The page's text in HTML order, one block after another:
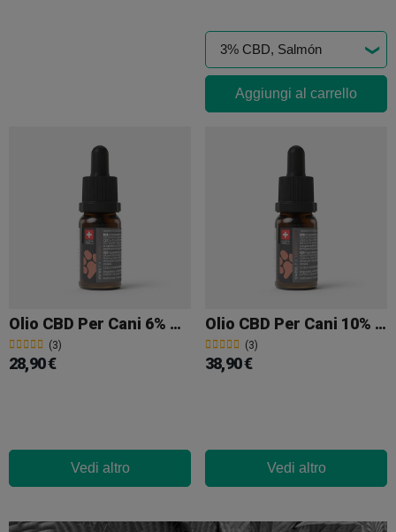
Aggiungi al carrello
Olio CBD Per Cani 6% Pollo Swiss FX
(3)
28,90 €
Vedi altro
Olio CBD Per Cani 10% Manzo Swiss FX
(3)
38,90 €
Vedi altro